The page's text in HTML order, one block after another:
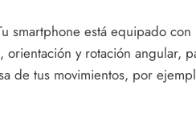
smartphone está equipado
orientación y rotación angular,
de tus movimientos, por